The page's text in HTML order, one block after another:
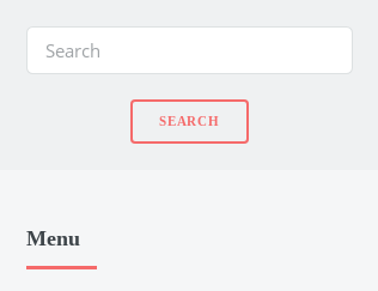
Menu